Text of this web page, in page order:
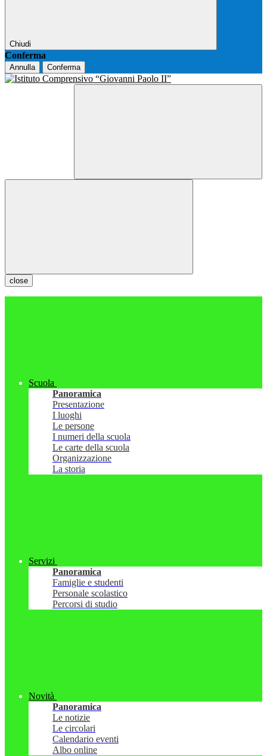
Chiudi
Conferma
Annulla Conferma
close
Scuola
Panoramica
Presentazione
I luoghi
Le persone
I numeri della scuola
Le carte della scuola
Organizzazione
La storia
Servizi
Panoramica
Famiglie e studenti
Personale scolastico
Percorsi di studio
Novità
Panoramica
Le notizie
Le circolari
Calendario eventi
Albo online